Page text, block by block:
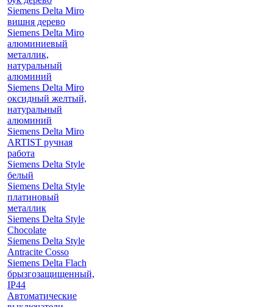
Siemens Delta Miro
вишня дерево
Siemens Delta Miro
алюминиевый
металлик,
натуральный
алюминий
Siemens Delta Miro
оксидный желтый,
натуральный
алюминий
Siemens Delta Miro
ARTIST ручная
работа
Siemens Delta Style
белый
Siemens Delta Style
платиновый
металлик
Siemens Delta Style
Chocolate
Siemens Delta Style
Antracite Cosso
Siemens Delta Flach
брызгозащищенный,
IP44
Автоматические